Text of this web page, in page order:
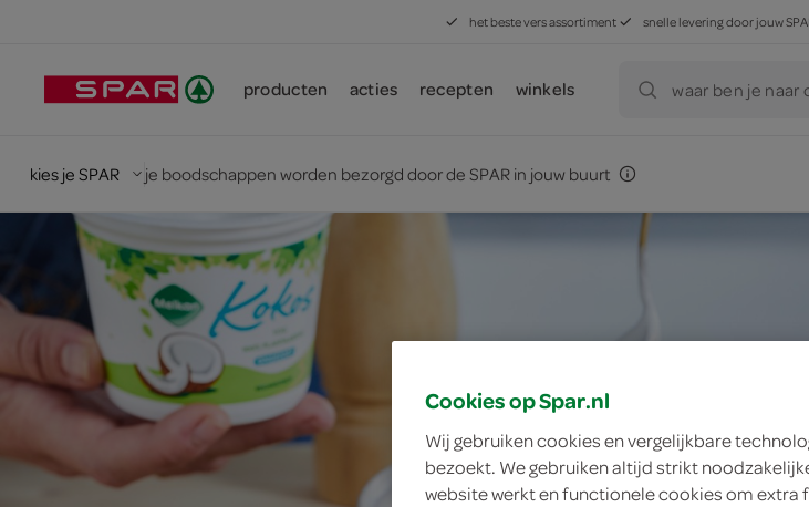
het beste vers assortiment snelle levering door jouw
producten acties recepten winkels waar ben je naar
kies je SPAR je boodschappen worden bezorgd door de SPAR in jouw buurt
Cookies op Spar.nl
Wij gebruiken cookies en vergelijkbare
bezoekt. We gebruiken altijd strikt
website werkt en functionele cookies om extra